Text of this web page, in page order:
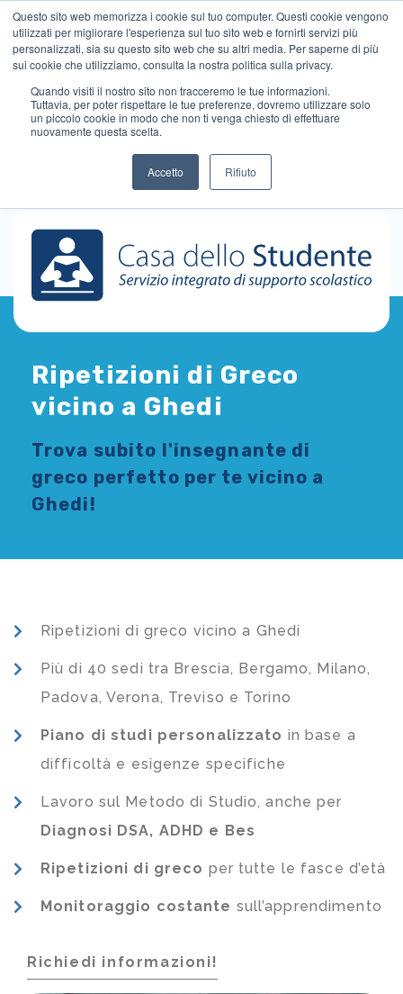
Questo sito web memorizza i cookie sul tuo computer. Questi cookie vengono
utilizzati per migliorare l'esperienza sul tuo sito web e fornirti servizi più
personalizzati, sia su questo sito web che su altri media. Per saperne di più
sui cookie che utilizziamo, consulta la nostra politica sulla privacy.
Quando visiti il ​​nostro sito non tracceremo le tue informazioni.
Tuttavia, per poter rispettare le tue preferenze, dovremo utilizzare solo
un piccolo cookie in modo che non ti venga chiesto di effettuare
nuovamente questa scelta.
Accetto Rifiuto
Ripetizioni di Greco
vicino a Ghedi
Trova subito l'insegnante di
greco perfetto per te vicino a
Ghedi!
Ripetizioni di greco vicino a Ghedi
Più di 40 sedi tra Brescia, Bergamo, Milano,
Padova, Verona, Treviso e Torino
Piano di studi personalizzato in base a
difficoltà e esigenze specifiche
Lavoro sul Metodo di Studio, anche per
Diagnosi DSA, ADHD e Bes
Ripetizioni di greco per tutte le fasce d’età
Monitoraggio costante sull’apprendimento
Richiedi informazioni!